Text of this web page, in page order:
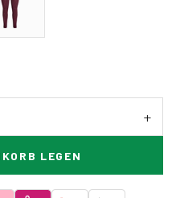
LEGEN